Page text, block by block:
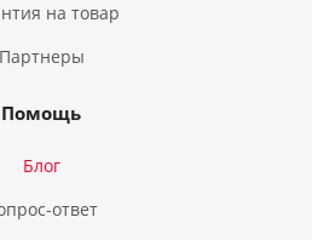
на товар
Партнеры
Помощь
Блог
ответ